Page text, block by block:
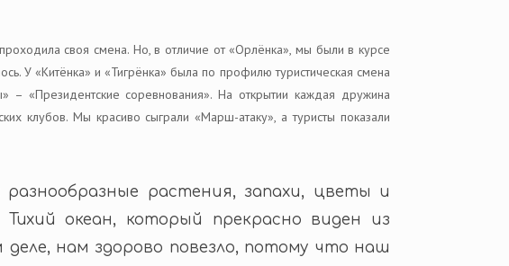
своя смена. Но, в отличие от «Орлёнка», мы были в курсе
У «Китёнка» и «Тигрёнка» была по профилю туристическая смена
«Президентские соревнования». На открытии каждая дружина
клубов. Мы красиво сыграли «Марш-атаку», а туристы показали
разнообразные растения, запахи, цветы и
океан, который прекрасно виден из
нам здорово повезло, потому что наш